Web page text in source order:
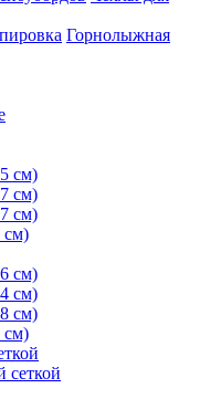
Горнолыжная
см)
см)
см)
см)
см)
см)
см)
см)
сеткой